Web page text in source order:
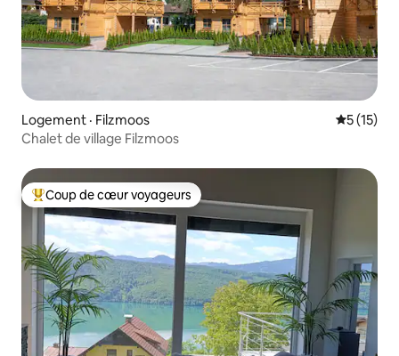
Logement · Filzmoos Note
5 (15)
Chalet de village Filzmoos
Coup de cœur voyageurs parmi les plus aimés
Coup de cœur voyageurs